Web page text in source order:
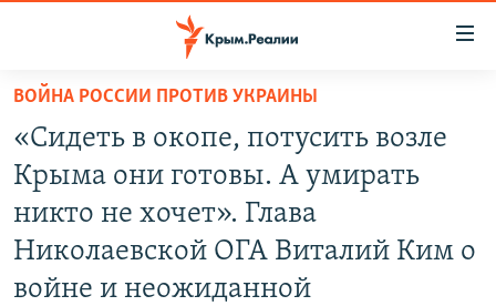
Вернуться
основному
содержанию
Вернутся
главной
навигации
СПЕЦПРОЕКТЫ
КАРТА ВОЕННЫХ ОБЪЕКТОВ КРЫМА
11 ЛЕТ ОККУПАЦИИ КРЫМА. 11 ИСТОРИЙ СОПРОТИВЛЕНИЯ
ВОДА
ИСТОРИЯ
ЕЩЕ
ВОЙНА РОССИИ ПРОТИВ УКРАИНЫ
«Сидеть в окопе, потусить возле
Крыма они готовы. А умирать
никто не хочет». Глава
Николаевской ОГА Виталий Ким о
войне и неожиданной